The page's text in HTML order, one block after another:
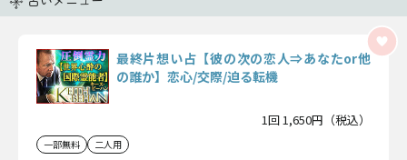
最終片想い占【彼の次の恋人⇒あなたor他
の誰か】恋心/交際/迫る転機
1回 1,650円（税込）
一部無料 二人用